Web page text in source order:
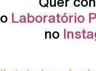
o Laboratório
no